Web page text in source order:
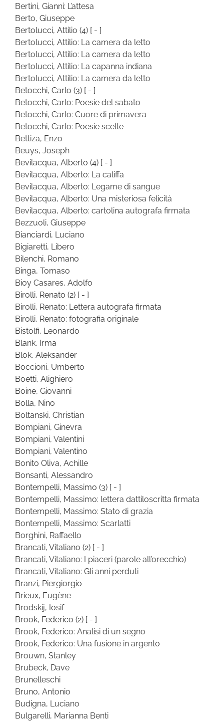
Bertini, Gianni: L’attesa
Berto, Giuseppe
Bertolucci, Attilio (4) [ - ]
Bertolucci, Attilio: La camera da letto
Bertolucci, Attilio: La camera da letto
Bertolucci, Attilio: La capanna indiana
Bertolucci, Attilio: La camera da letto
Betocchi, Carlo (3) [ - ]
Betocchi, Carlo: Poesie del sabato
Betocchi, Carlo: Cuore di primavera
Betocchi, Carlo: Poesie scelte
Bettiza, Enzo
Beuys, Joseph
Bevilacqua, Alberto (4) [ - ]
Bevilacqua, Alberto: La califfa
Bevilacqua, Alberto: Legame di sangue
Bevilacqua, Alberto: Una misteriosa felicità
Bevilacqua, Alberto: cartolina autografa firmata
Bezzuoli, Giuseppe
Bianciardi, Luciano
Bigiaretti, Libero
Bilenchi, Romano
Binga, Tomaso
Bioy Casares, Adolfo
Birolli, Renato (2) [ - ]
Birolli, Renato: Lettera autografa firmata
Birolli, Renato: fotografia originale
Bistolfi, Leonardo
Blank, Irma
Blok, Aleksander
Boccioni, Umberto
Boetti, Alighiero
Boine, Giovanni
Bolla, Nino
Boltanski, Christian
Bompiani, Ginevra
Bompiani, Valentini
Bompiani, Valentino
Bonito Oliva, Achille
Bonsanti, Alessandro
Bontempelli, Massimo (3) [ - ]
Bontempelli, Massimo: lettera dattiloscritta firmata
Bontempelli, Massimo: Stato di grazia
Bontempelli, Massimo: Scarlatti
Borghini, Raffaello
Brancati, Vitaliano (2) [ - ]
Brancati, Vitaliano: I piaceri (parole all’orecchio)
Brancati, Vitaliano: Gli anni perduti
Branzi, Piergiorgio
Brieux, Eugène
Brodskij, Iosif
Brook, Federico (2) [ - ]
Brook, Federico: Analisi di un segno
Brook, Federico: Una fusione in argento
Brouwn, Stanley
Brubeck, Dave
Brunelleschi
Bruno, Antonio
Budigna, Luciano
Bulgarelli, Marianna Benti